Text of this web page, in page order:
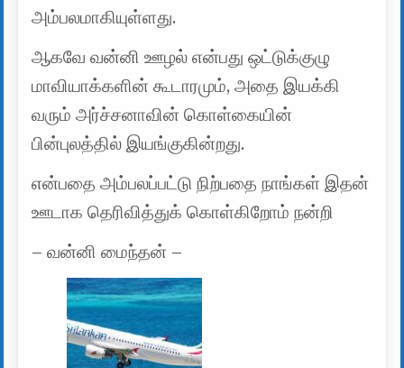
அம்பலமாகியுள்ளது.
ஆகவே வன்னி ஊழல் என்பது ஒட்டுக்குழு
மாவியாக்களின் கூடாரமும், அதை இயக்கி
வரும் அர்ச்சனாவின் கொள்கையின்
பின்புலத்தில் இயங்குகின்றது.
என்பதை அம்பலப்பட்டு நிற்பதை நாங்கள் இதன்
ஊடாக தெரிவித்துக் கொள்கிறோம் நன்றி
– வன்னி மைந்தன் –